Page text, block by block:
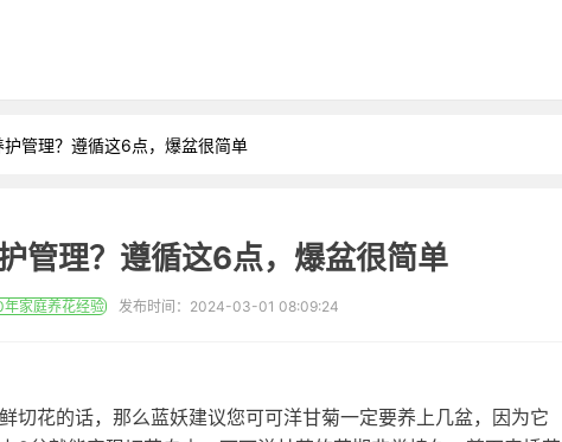
管理？遵循这6点，爆盆很简单
管理？遵循这6点，爆盆很简单
年家庭养花经验 发布时间：2024-03-01 08:09:24
切花的话，那么蓝妖建议您可可洋甘菊一定要养上几盆，因为它